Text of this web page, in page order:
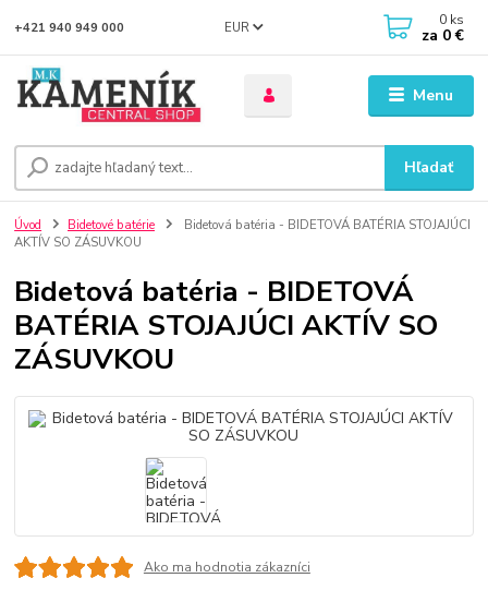
Menu
EUR
Hľadať
+421 940 949 000 0 ks
za 0 €
Úvod Bidetové batérie
Bidetová batéria - BIDETOVÁ BATÉRIA STOJAJÚCI
AKTÍV SO ZÁSUVKOU
Bidetová batéria - BIDETOVÁ
BATÉRIA STOJAJÚCI AKTÍV SO
ZÁSUVKOU
Ako ma hodnotia zákazníci